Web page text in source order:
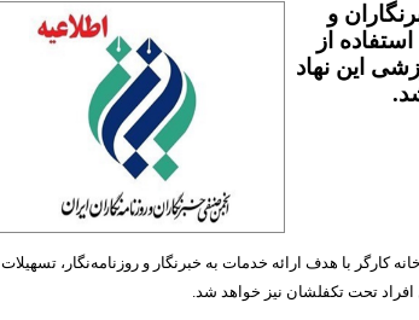
و
از
این نهاد
کارگر با هدف ارائه خدمات به خبرنگار و روزنامه‌نگار، تسهیلات
تحت تکفلشان نیز خواهد شد.